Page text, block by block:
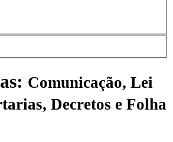
Comunicação, Lei
Decretos e Folha